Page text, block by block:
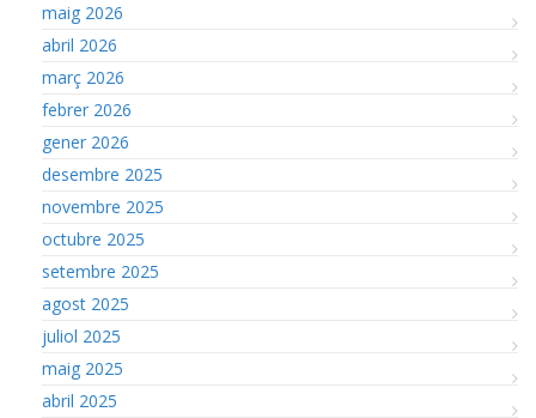
maig 2026
abril 2026
març 2026
febrer 2026
gener 2026
desembre 2025
novembre 2025
octubre 2025
setembre 2025
agost 2025
juliol 2025
maig 2025
abril 2025